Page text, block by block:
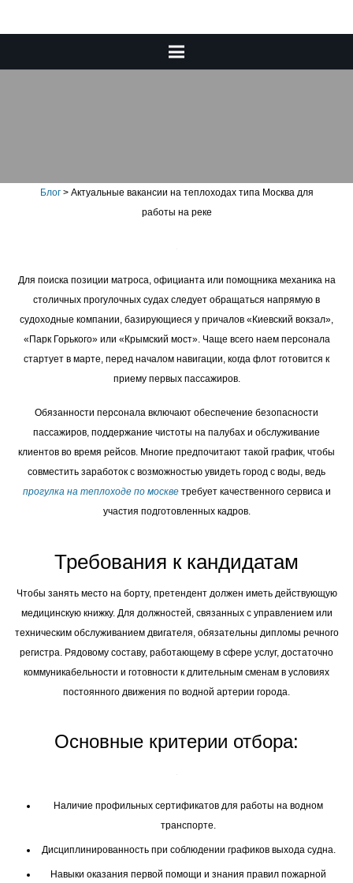
Блог> Актуальные вакансии на теплоходах типа Москва для
работы на реке
Для поиска позиции матроса, официанта или помощника механика на
столичных прогулочных судах следует обращаться напрямую в
судоходные компании, базирующиеся у причалов «Киевский вокзал»,
«Парк Горького» или «Крымский мост». Чаще всего наем персонала
стартует в марте, перед началом навигации, когда флот готовится к
приему первых пассажиров.
Обязанности персонала включают обеспечение безопасности
пассажиров, поддержание чистоты на палубах и обслуживание
клиентов во время рейсов. Многие предпочитают такой график, чтобы
совместить заработок с возможностью увидеть город с воды, ведь
прогулка на теплоходе по москветребует качественного сервиса и
участия подготовленных кадров.
Требования к кандидатам
Чтобы занять место на борту, претендент должен иметь действующую
медицинскую книжку. Для должностей, связанных с управлением или
техническим обслуживанием двигателя, обязательны дипломы речного
регистра. Рядовому составу, работающему в сфере услуг, достаточно
коммуникабельности и готовности к длительным сменам в условиях
постоянного движения по водной артерии города.
Основные критерии отбора:
Наличие профильных сертификатов для работы на водном
транспорте.
Дисциплинированность при соблюдении графиков выхода судна.
Навыки оказания первой помощи и знания правил пожарной